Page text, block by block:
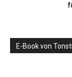
E-Book von